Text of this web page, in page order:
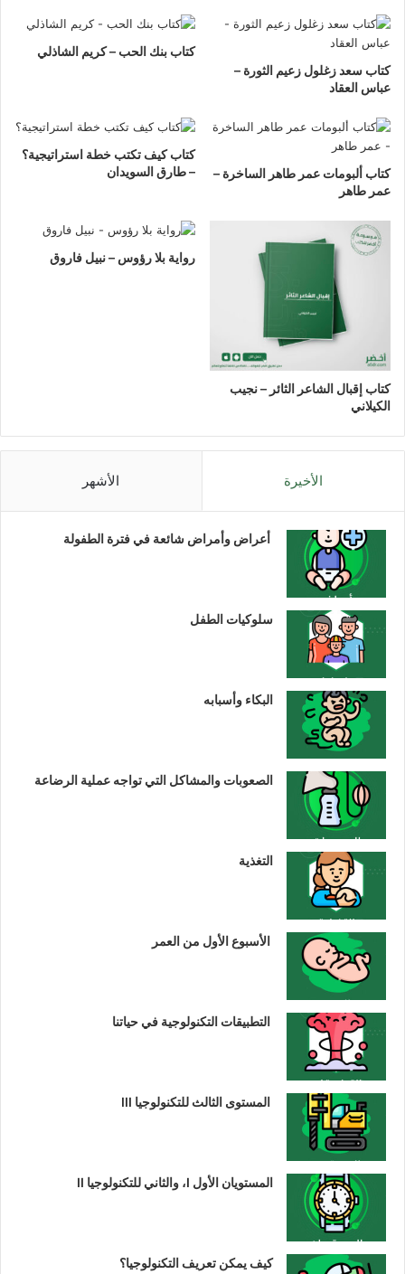
كتاب سعد زغلول زعيم الثورة –
عباس العقاد
كتاب بنك الحب – كريم الشاذلي
كتاب ألبومات عمر طاهر الساخرة –
عمر طاهر
كتاب كيف تكتب خطة استراتيجية؟
– طارق السويدان
كتاب إقبال الشاعر الثائر – نجيب
الكيلاني
رواية بلا رؤوس – نبيل فاروق
الأخيرة الأشهر
أعراض وأمراض شائعة في فترة الطفولة
سلوكيات الطفل
البكاء وأسبابه
الصعوبات والمشاكل التي تواجه عملية الرضاعة
التغذية
الأسبوع الأول من العمر
التطبيقات التكنولوجية في حياتنا
المستوى الثالث للتكنولوجيا III
المستويان الأول I، والثاني للتكنولوجيا II
كيف يمكن تعريف التكنولوجيا؟